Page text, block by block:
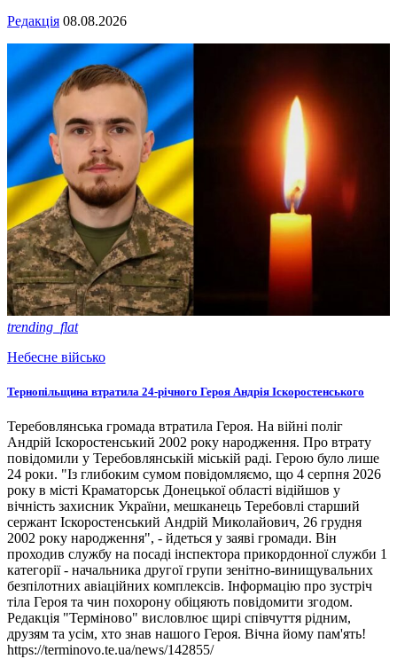
Редакція 08.08.2026
trending_flat
Небесне військо
Тернопільщина втратила 24-річного Героя Андрія Іскоростенського
Теребовлянська громада втратила Героя. На війні поліг
Андрій Іскоростенський 2002 року народження. Про втрату
повідомили у Теребовлянській міській раді. Герою було лише
24 роки. "Із глибоким сумом повідомляємо, що 4 серпня 2026
року в місті Краматорськ Донецької області відійшов у
вічність захисник України, мешканець Теребовлі старший
сержант Іскоростенський Андрій Миколайович, 26 грудня
2002 року народження", - йдеться у заяві громади. Він
проходив службу на посаді інспектора прикордонної служби 1
категорії - начальника другої групи зенітно-винищувальних
безпілотних авіаційних комплексів. Інформацію про зустріч
тіла Героя та чин похорону обіцяють повідомити згодом.
Редакція "Терміново" висловлює щирі співчуття рідним,
друзям та усім, хто знав нашого Героя. Вічна йому пам'ять!
https://terminovo.te.ua/news/142855/